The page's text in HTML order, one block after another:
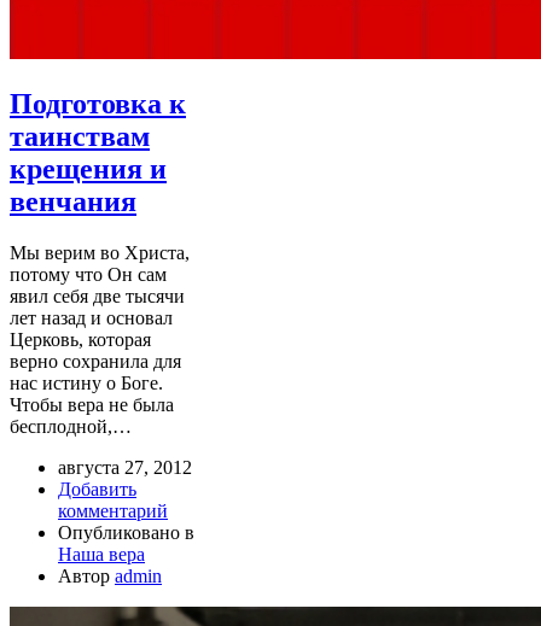
Подготовка к
таинствам
крещения и
венчания
Мы верим во Христа,
потому что Он сам
явил себя две тысячи
лет назад и основал
Церковь, которая
верно сохранила для
нас истину о Боге.
Чтобы вера не была
бесплодной,…
августа 27, 2012
Добавить
комментарий
Опубликовано в
Наша вера
Автор admin